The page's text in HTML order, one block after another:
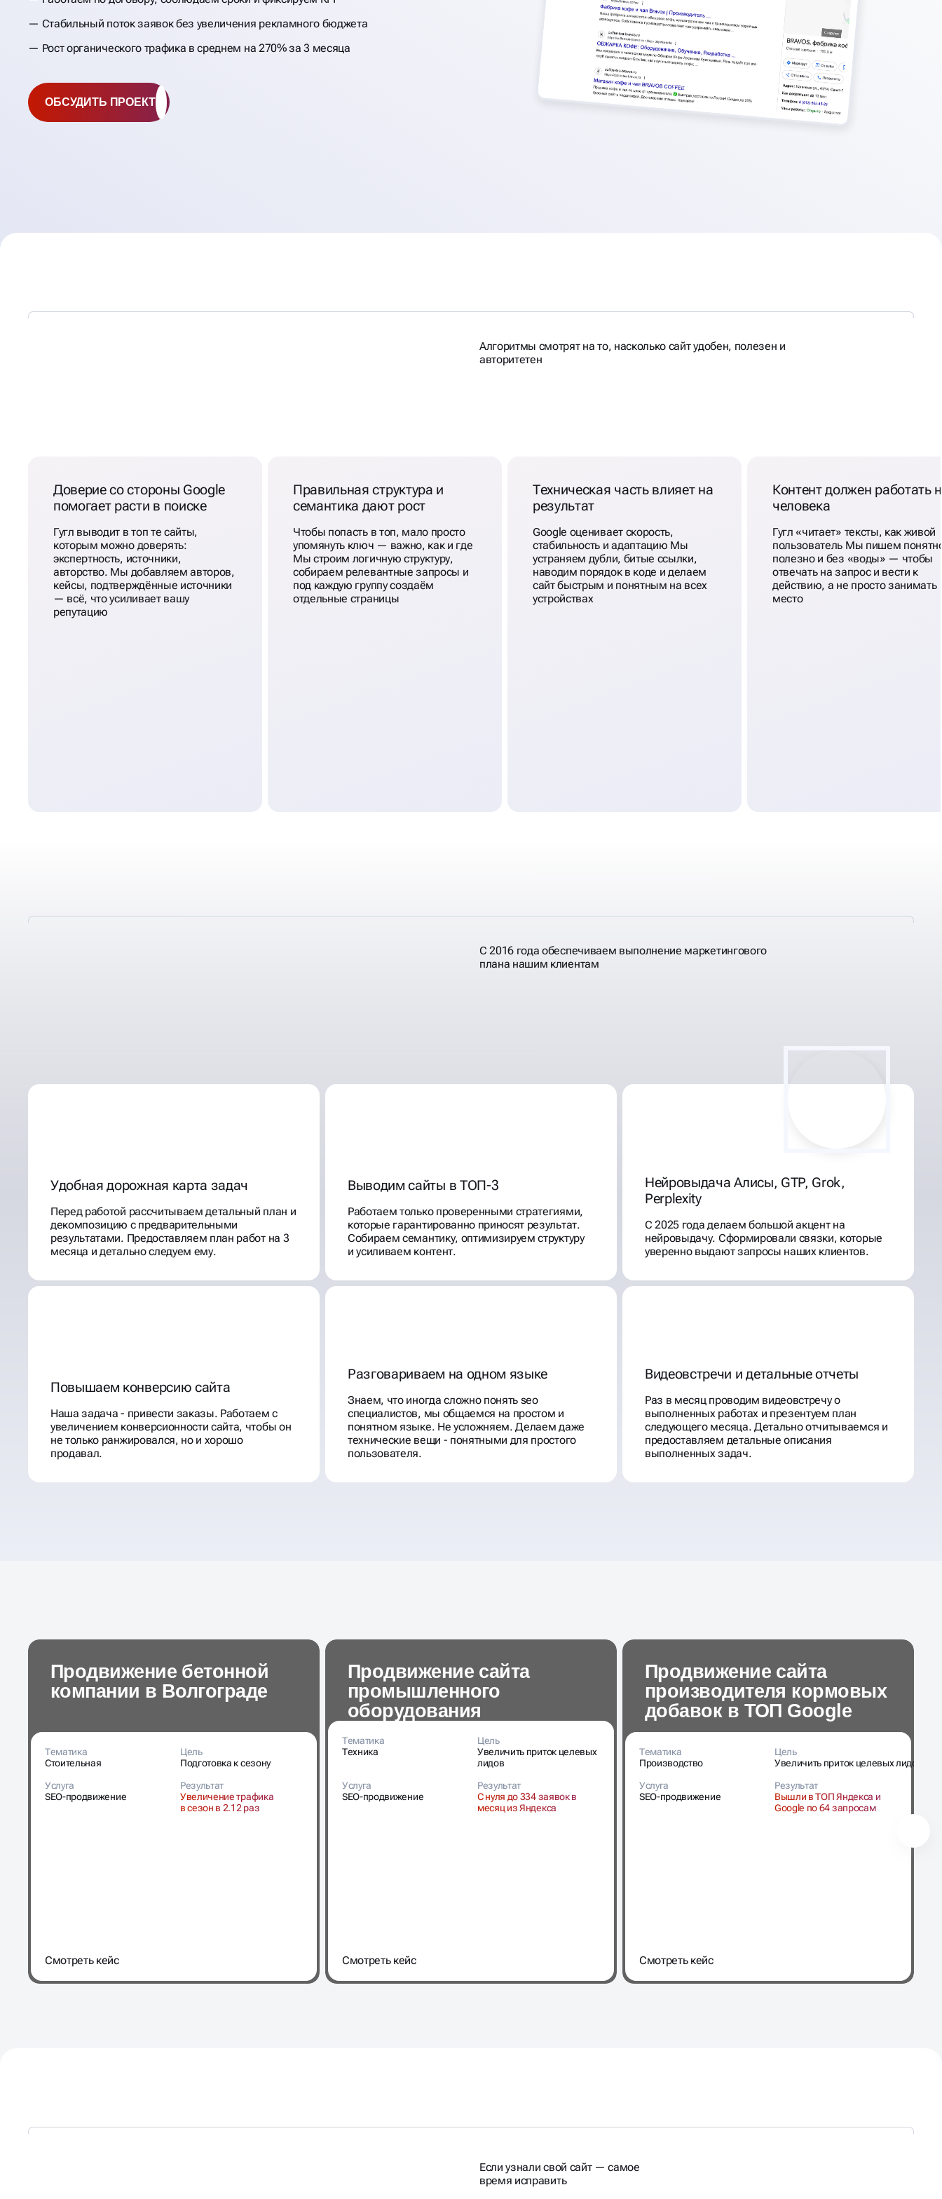
Стабильный поток заявок без увеличения рекламного бюджета
Рост органического трафика в среднем на 270% за 3 месяца
ОБСУДИТЬ ПРОЕКТ
Алгоритмы смотрят на то, насколько сайт удобен, полезен и
авторитетен
Доверие со стороны Google
помогает расти в поиске
Гугл выводит в топ те сайты,
которым можно доверять:
экспертность, источники,
авторство. Мы добавляем авторов,
кейсы, подтверждённые источники
— всё, что усиливает вашу
репутацию
Правильная структура и
семантика дают рост
Чтобы попасть в топ, мало просто
упомянуть ключ — важно, как и где
Мы строим логичную структуру,
собираем релевантные запросы и
под каждую группу создаём
отдельные страницы
Техническая часть влияет на
результат
Google оценивает скорость,
стабильность и адаптацию Мы
устраняем дубли, битые ссылки,
наводим порядок в коде и делаем
сайт быстрым и понятным на всех
устройствах
Контент должен работать
человека
Гугл «читает» тексты, как живой
пользователь Мы пишем
полезно и без «воды» — чтобы
отвечать на запрос и вести к
действию, а не просто занимать
место
С 2016 года обеспечиваем выполнение маркетингового
плана нашим клиентам
Удобная дорожная карта задач
Перед работой рассчитываем детальный план и
декомпозицию с предварительными
результатами. Предоставляем план работ на 3
месяца и детально следуем ему.
Выводим сайты в ТОП-3
Работаем только проверенными стратегиями,
которые гарантированно приносят результат.
Собираем семантику, оптимизируем структуру
и усиливаем контент.
Нейровыдача Алисы, GTP, Grok,
Perplexity
С 2025 года делаем большой акцент на
нейровыдачу. Сформировали связки, которые
уверенно выдают запросы наших клиентов.
Повышаем конверсию сайта
Наша задача - привести заказы. Работаем с
увеличением конверсионности сайта, чтобы он
не только ранжировался, но и хорошо
продавал.
Разговариваем на одном языке
Знаем, что иногда сложно понять seo
специалистов, мы общаемся на простом и
понятном языке. Не усложняем. Делаем даже
технические вещи - понятными для простого
пользователя.
Видеовстречи и детальные отчеты
Раз в месяц проводим видеовстречу о
выполненных работах и презентуем план
следующего месяца. Детально отчитываемся и
предоставляем детальные описания
выполненных задач.
Продвижение бетонной
компании в Волгограде
Тематика
Стоительная
Цель
Подготовка к сезону
Услуга
SEO-продвижение
Результат
Увеличение трафика
в сезон в 2.12 раз
Cмотреть кейс
Продвижение сайта
промышленного
оборудования
Тематика
Техника
Цель
Увеличить приток целевых
лидов
Услуга
SEO-продвижение
Результат
С нуля до 334 заявок в
месяц из Яндекса
Cмотреть кейс
Продвижение сайта
производителя кормовых
добавок в ТОП Google
Тематика
Производство
Цель
Увеличить приток целевых лидов
Услуга
SEO-продвижение
Результат
Вышли в ТОП Яндекса и
Google по 64 запросам
Cмотреть кейс
Если узнали свой сайт — самое
время исправить